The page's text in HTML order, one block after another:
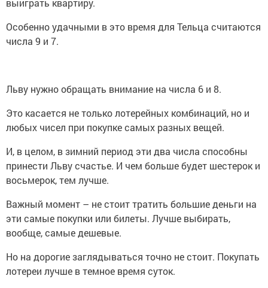
выиграть квартиру.
Особенно удачными в это время для Тельца считаются
числа 9 и 7.
Льву нужно обращать внимание на числа 6 и 8.
Это касается не только лотерейных комбинаций, но и
любых чисел при покупке самых разных вещей.
И, в целом, в зимний период эти два числа способны
принести Льву счастье. И чем больше будет шестерок и
восьмерок, тем лучше.
Важный момент – не стоит тратить большие деньги на
эти самые покупки или билеты. Лучше выбирать,
вообще, самые дешевые.
Но на дорогие заглядываться точно не стоит. Покупать
лотереи лучше в темное время суток.